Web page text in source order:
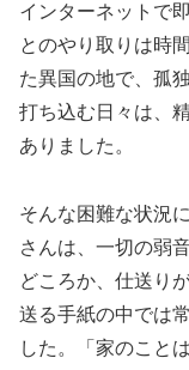
インターネットで
とのやり取りは時
た異国の地で、孤
打ち込む日々は、
ありました。
そんな困難な状況
さんは、一切の弱
どころか、仕送り
送る手紙の中では
した。「家のこと